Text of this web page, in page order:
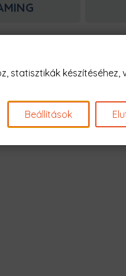
Nincs
statisztikák
Beállítások